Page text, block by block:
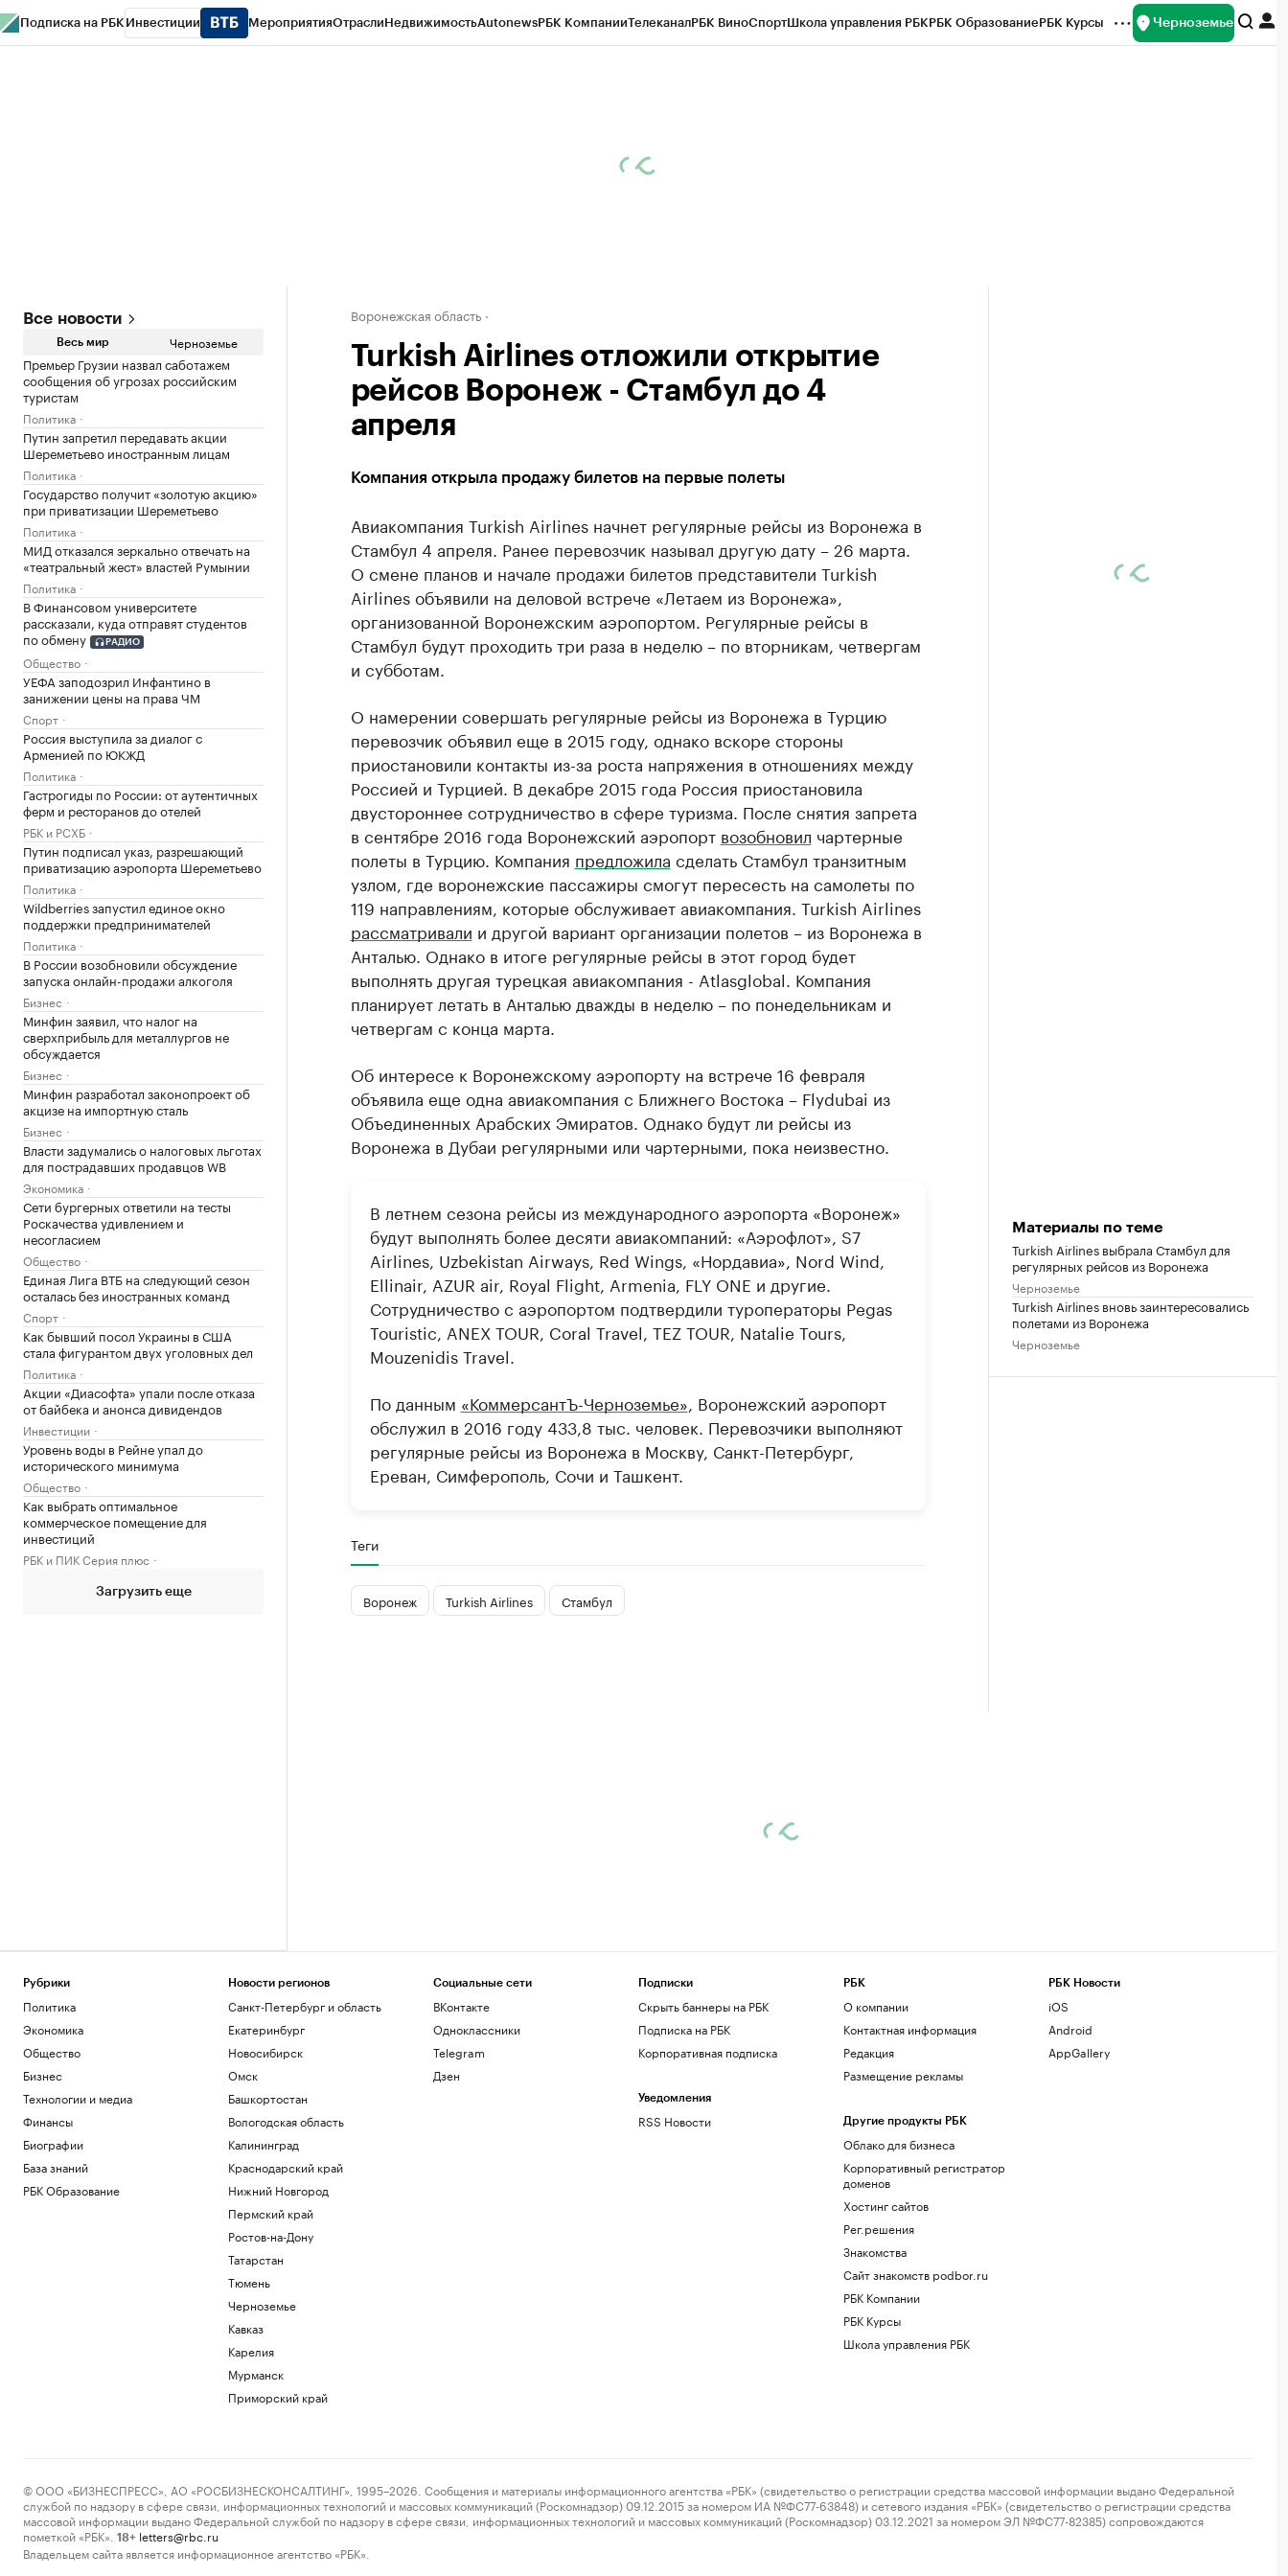
Подписка на РБК Инвестиции МероприятияОтраслиНедвижимостьAutonewsРБК КомпанииТелеканалРБК ВиноСпортШкола управления РБКРБК ОбразованиеРБК Курсы Черноземье
Все новости
Весь мир Черноземье
Премьер Грузии назвал саботажем
сообщения об угрозах российским
туристам
Политика
Путин запретил передавать акции
Шереметьево иностранным лицам
Политика
Государство получит «золотую акцию»
при приватизации Шереметьево
Политика
МИД отказался зеркально отвечать на
«театральный жест» властей Румынии
Политика
В Финансовом университете
рассказали, куда отправят студентов
по обмену
РАДИО
Общество
УЕФА заподозрил Инфантино в
занижении цены на права ЧМ
Спорт
Россия выступила за диалог с
Арменией по ЮКЖД
Политика
Гастрогиды по России: от аутентичных
ферм и ресторанов до отелей
РБК и РСХБ
Путин подписал указ, разрешающий
приватизацию аэропорта Шереметьево
Политика
Wildberries запустил единое окно
поддержки предпринимателей
Политика
В России возобновили обсуждение
запуска онлайн-продажи алкоголя
Бизнес
Минфин заявил, что налог на
сверхприбыль для металлургов не
обсуждается
Бизнес
Минфин разработал законопроект об
акцизе на импортную сталь
Бизнес
Власти задумались о налоговых льготах
для пострадавших продавцов WB
Экономика
Сети бургерных ответили на тесты
Роскачества удивлением и
несогласием
Общество
Единая Лига ВТБ на следующий сезон
осталась без иностранных команд
Спорт
Как бывший посол Украины в США
стала фигурантом двух уголовных дел
Политика
Акции «Диасофта» упали после отказа
от байбека и анонса дивидендов
Инвестиции
Уровень воды в Рейне упал до
исторического минимума
Общество
Как выбрать оптимальное
коммерческое помещение для
инвестиций
РБК и ПИК Серия плюс
Загрузить еще
Воронежская область
Turkish Airlines отложили открытие
рейсов Воронеж - Стамбул до 4
апреля
Компания открыла продажу билетов на первые полеты
Авиакомпания Turkish Airlines начнет регулярные рейсы из Воронежа в
Стамбул 4 апреля. Ранее перевозчик называл другую дату – 26 марта.
О смене планов и начале продажи билетов представители Turkish
Airlines объявили на деловой встрече «Летаем из Воронежа»,
организованной Воронежским аэропортом. Регулярные рейсы в
Стамбул будут проходить три раза в неделю – по вторникам, четвергам
и субботам.
О намерении совершать регулярные рейсы из Воронежа в Турцию
перевозчик объявил еще в 2015 году, однако вскоре стороны
приостановили контакты из-за роста напряжения в отношениях между
Россией и Турцией. В декабре 2015 года Россия приостановила
двустороннее сотрудничество в сфере туризма. После снятия запрета
в сентябре 2016 года Воронежский аэропорт возобновил чартерные
полеты в Турцию. Компания предложила сделать Стамбул транзитным
узлом, где воронежские пассажиры смогут пересесть на самолеты по
119 направлениям, которые обслуживает авиакомпания. Turkish Airlines
рассматривали и другой вариант организации полетов – из Воронежа в
Анталью. Однако в итоге регулярные рейсы в этот город будет
выполнять другая турецкая авиакомпания - Atlasglobal. Компания
планирует летать в Анталью дважды в неделю – по понедельникам и
четвергам с конца марта.
Об интересе к Воронежскому аэропорту на встрече 16 февраля
объявила еще одна авиакомпания с Ближнего Востока – Flydubai из
Объединенных Арабских Эмиратов. Однако будут ли рейсы из
Воронежа в Дубаи регулярными или чартерными, пока неизвестно.
В летнем сезона рейсы из международного аэропорта «Воронеж»
будут выполнять более десяти авиакомпаний: «Аэрофлот», S7
Airlines, Uzbekistan Airways, Red Wings, «Нордавиа», Nord Wind,
Ellinair, AZUR air, Royal Flight, Armenia, FLY ONE и другие.
Сотрудничество с аэропортом подтвердили туроператоры Pegas
Touristic, ANEX TOUR, Coral Travel, TEZ TOUR, Natalie Tours,
Mouzenidis Travel.
По данным «КоммерсантЪ-Черноземье» , Воронежский аэропорт
обслужил в 2016 году 433,8 тыс. человек. Перевозчики выполняют
регулярные рейсы из Воронежа в Москву, Санкт-Петербург,
Ереван, Симферополь, Сочи и Ташкент.
Теги
Воронеж Turkish Airlines Стамбул
Материалы по теме
Turkish Airlines выбрала Стамбул для
регулярных рейсов из Воронежа
Черноземье
Turkish Airlines вновь заинтересовались
полетами из Воронежа
Черноземье
Рубрики
Политика
Экономика
Общество
Бизнес
Технологии и медиа
Финансы
Биографии
База знаний
РБК Образование
Новости регионов
Санкт-Петербург и область
Екатеринбург
Новосибирск
Омск
Башкортостан
Вологодская область
Калининград
Краснодарский край
Нижний Новгород
Пермский край
Ростов-на-Дону
Татарстан
Тюмень
Черноземье
Кавказ
Карелия
Мурманск
Приморский край
Социальные сети
ВКонтакте
Одноклассники
Telegram
Дзен
Подписки
Скрыть баннеры на РБК
Подписка на РБК
Корпоративная подписка
Уведомления
RSS Новости
РБК
О компании
Контактная информация
Редакция
Размещение рекламы
Другие продукты РБК
Облако для бизнеса
Корпоративный регистратор
доменов
Хостинг сайтов
Рег.решения
Знакомства
Сайт знакомств podbor.ru
РБК Компании
РБК Курсы
Школа управления РБК
РБК Новости
iOS
Android
AppGallery
© ООО «БИЗНЕСПРЕСС», АО «РОСБИЗНЕСКОНСАЛТИНГ», 1995–2026. Сообщения и материалы информационного агентства «РБК» (свидетельство о регистрации средства массовой информации выдано Федеральной
службой по надзору в сфере связи, информационных технологий и массовых коммуникаций (Роскомнадзор) 09.12.2015 за номером ИА №ФС77-63848) и сетевого издания «РБК» (свидетельство о регистрации средства
массовой информации выдано Федеральной службой по надзору в сфере связи, информационных технологий и массовых коммуникаций (Роскомнадзор) 03.12.2021 за номером ЭЛ №ФС77-82385) сопровождаются
пометкой «РБК».
18+ letters@rbc.ru
Владельцем сайта является информационное агентство «РБК».